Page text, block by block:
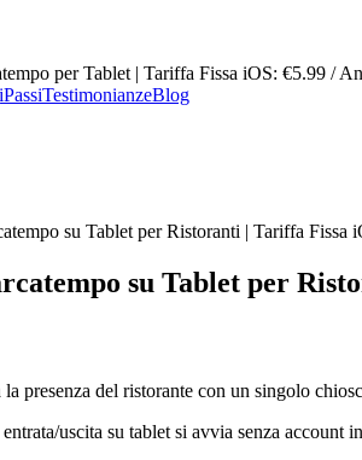
per Tablet | Tariffa Fissa iOS: €5.99 /
PassiTestimonianzeBlog
su Tablet per Ristoranti | Tariffa
su Tablet per
presenza del ristorante con un singolo
uscita su tablet si avvia senza